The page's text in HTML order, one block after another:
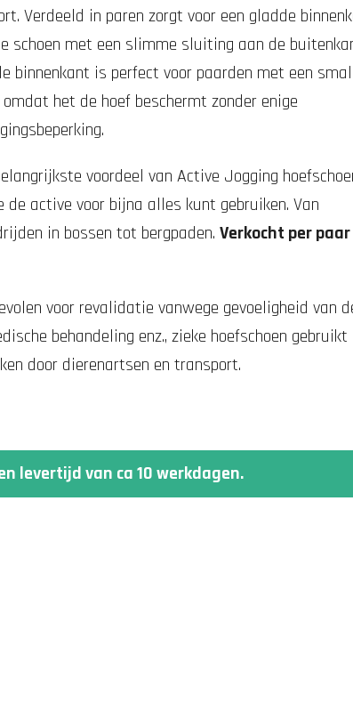
Verdeeld in paren zorgt voor een gladde
schoen met een slimme sluiting aan de
binnenkant is perfect voor paarden met een
omdat het de hoef beschermt zonder enige
voordeel van Active Jogging
de active voor bijna alles kunt gebruiken. Van
in bossen tot bergpaden. Verkocht per paar
voor revalidatie vanwege gevoeligheid van
behandeling enz., zieke hoefschoen gebruikt
door dierenartsen en transport.
levertijd van ca 10 werkdagen.